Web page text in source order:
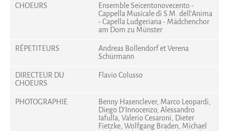
CHOEURS
Ensemble Seicentonovecento -
Cappella Musicale di S.M. dell'Anima
- Capella Ludgeriana - Mädchenchor
am Dom zu Münster
RÉPETITEURS
Andreas Bollendorf et Verena
Schürmann
DIRECTEUR DU
CHOEURS
Flavio Colusso
PHOTOGRAPHIE
Benny Hasenclever, Marco Leopardi,
Diego D'Innocenzo, Alessandro
Iafulla, Valerio Cesaroni, Dieter
Fietzke, Wolfgang Braden, Michael